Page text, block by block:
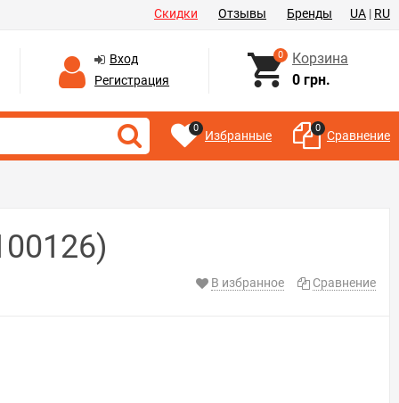
Скидки Отзывы Бренды UA | RU
Вход
Регистрация
0
Корзина
0 грн.
0 Избранные 0 Сравнение
В избранное Сравнение